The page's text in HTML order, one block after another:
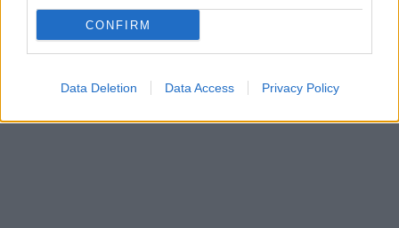
CONFIRM
Data Deletion Data Access Privacy Policy